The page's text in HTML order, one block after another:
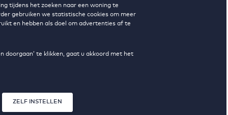
tijdens het zoeken naar een woning te
gebruiken we statistische cookies om meer
en hebben als doel om advertenties af te
doorgaan’ te klikken, gaat u akkoord met het
ZELF INSTELLEN